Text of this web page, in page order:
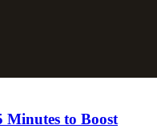
Minutes to Boost